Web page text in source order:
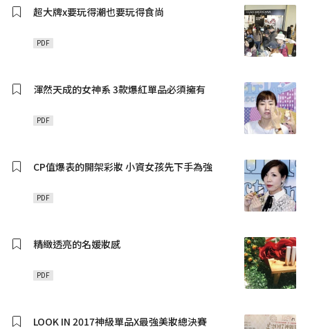
超大牌x要玩得潮也要玩得食尚
PDF
渾然天成的女神系 3款爆紅單品必須擁有
PDF
CP值爆表的開架彩妝 小資女孩先下手為強
PDF
精緻透亮的名媛妝感
PDF
LOOK IN 2017神級單品X最強美妝總決賽